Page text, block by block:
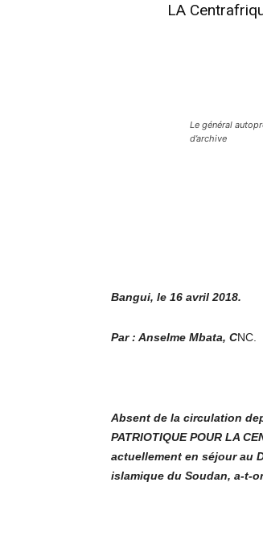
LA
Le général
d’archive
Bangui, le 16 avril 2018.
Par : Anselme Mbata, CNC.
Absent de la circulation
PATRIOTIQUE POUR LA
actuellement en séjour au
islamique du Soudan, a-t-